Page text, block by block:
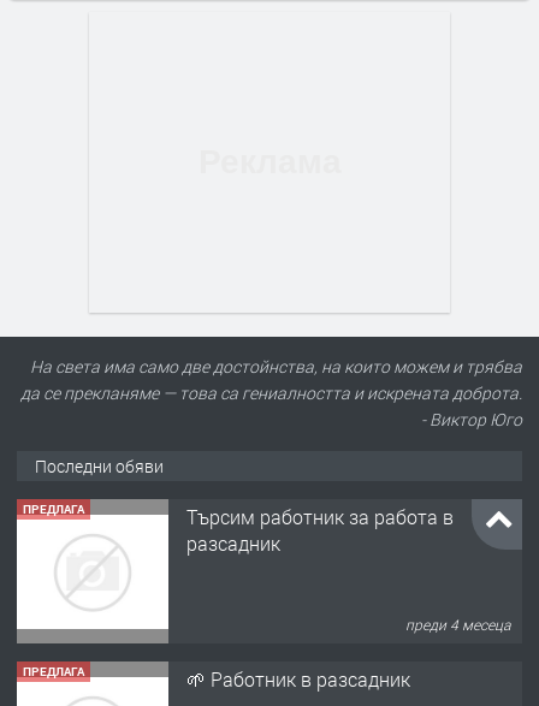
На света има само две достойнства, на които можем и трябва
да се прекланяме — това са гениалността и искрената доброта.
- Виктор Юго
Последни обяви
ПРЕДЛАГА
Търсим работник за работа в
разсадник
преди 4 месеца
ПРЕДЛАГА 🌱 Работник в разсадник